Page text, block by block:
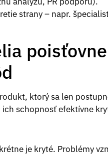
strany – napr.
ktorý sa len
schopnosť efektívne
je kryté. Problémy